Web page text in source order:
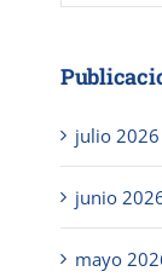
julio 2026
junio
mayo